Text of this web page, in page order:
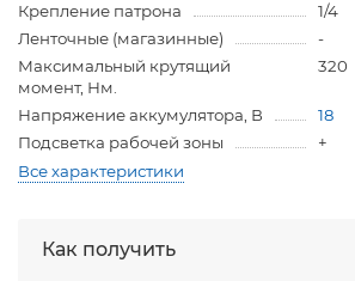
Крепление патрона
1/4
Ленточные (магазинные)
-
Максимальный крутящий
момент, Нм.
320
Напряжение аккумулятора, В
18
Подсветка рабочей зоны
+
Все характеристики
Как получить